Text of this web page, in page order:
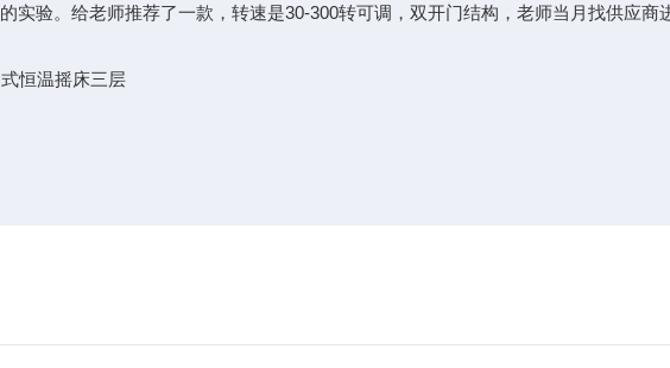
验。给老师推荐了一款，转速是30-300转可调，双开门结构，老师当月找供应商